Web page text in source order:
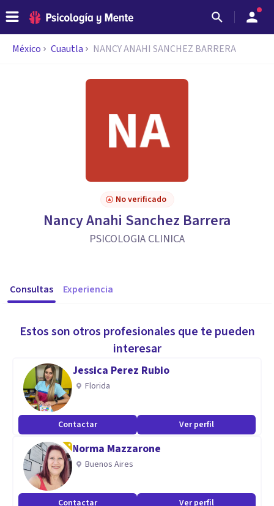
México Cuautla NANCY ANAHI SANCHEZ BARRERA
No verificado
Nancy Anahi Sanchez Barrera
PSICOLOGIA CLINICA
Consultas Experiencia
Estos son otros profesionales que te pueden
interesar
Jessica Perez Rubio
Florida
Contactar Ver perfil
Norma Mazzarone
Buenos Aires
Contactar Ver perfil